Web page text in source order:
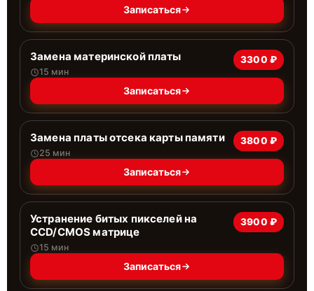
Записаться
Замена материнской платы
15 мин
3300 ₽
Записаться
Замена платы отсека карты памяти
25 мин
3800 ₽
Записаться
Устранение битых пикселей на
CCD/CMOS матрице
15 мин
3900 ₽
Записаться